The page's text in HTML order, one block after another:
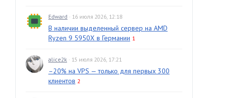
Edward · 16 июля 2026, 12:18
В наличии выделенный сервер на AMD
Ryzen 9 5950X в Германии 1
alice2k · 15 июля 2026, 17:21
–20% на VPS — только для первых 300
клиентов 2